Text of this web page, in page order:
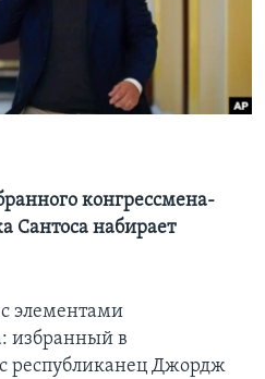
конгрессмена-
Сантоса набирает
элементами
избранный в
республиканец Джордж